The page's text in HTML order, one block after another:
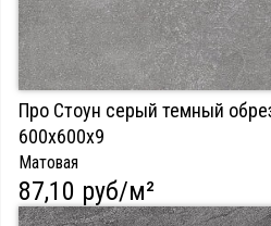
Про Стоун серый темный
600х600х9
Матовая
87,10 руб/м²